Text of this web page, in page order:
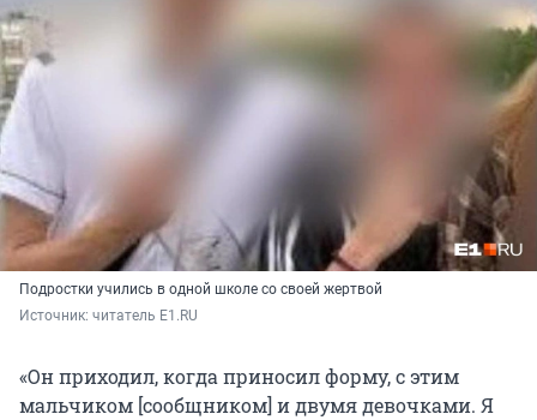
Подростки учились в одной школе со своей жертвой
Источник: читатель E1.RU
«Он приходил, когда приносил форму, с этим
мальчиком [сообщником] и двумя девочками. Я